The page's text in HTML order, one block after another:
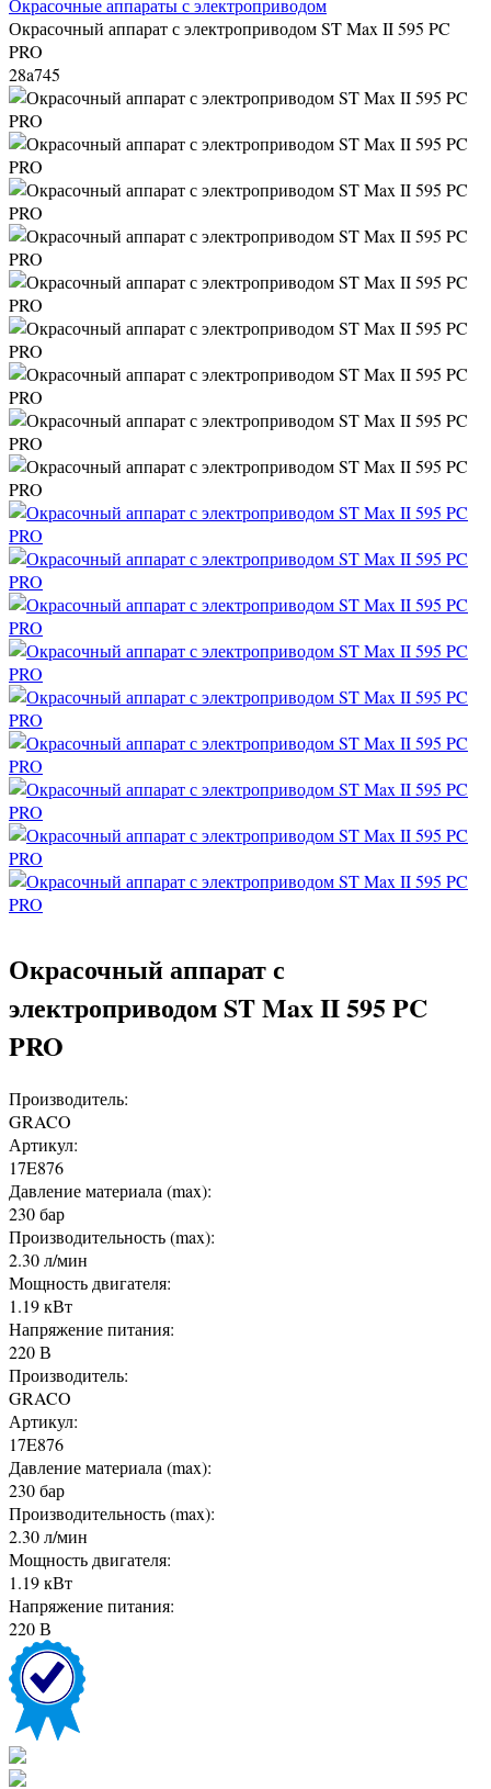
Окрасочные аппараты с электроприводом
Окрасочный аппарат с электроприводом ST Max II 595 PC
PRO
28a745
Окрасочный аппарат с
электроприводом ST Max II 595 PC
PRO
Производитель:
GRACO
Артикул:
17E876
Давление материала (max):
230 бар
Производительность (max):
2.30 л/мин
Мощность двигателя:
1.19 кВт
Напряжение питания:
220 В
Производитель:
GRACO
Артикул:
17E876
Давление материала (max):
230 бар
Производительность (max):
2.30 л/мин
Мощность двигателя:
1.19 кВт
Напряжение питания:
220 В